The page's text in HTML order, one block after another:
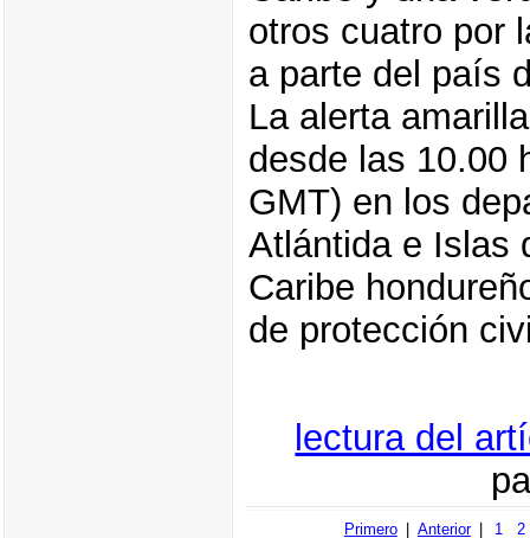
otros cuatro por
a parte del país
La alerta
desde las 10.00
GMT) en los
Atlántida e Islas
Caribe
de protección
lectura del
Primero Anterior 1 2